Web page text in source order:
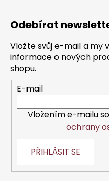
Odebírat
Vložte svůj e-mail a my
informace o nových
shopu.
E-mail
Vložením e-mailu
ochrany
PŘIHLÁSIT SE